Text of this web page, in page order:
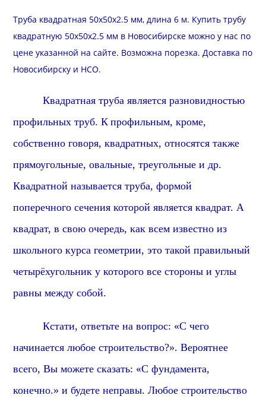
Труба квадратная 50х50х2.5 мм, длина 6 м. Купить трубу
квадратную 50х50х2.5 мм в Новосибирске можно у нас по
цене указанной на сайте. Возможна порезка.Доставка по
Новосибирску и НСО.
Квадратная труба является разновидностью
профильных труб.К профильным, кроме,
собственно говоря, квадратных, относятся также
прямоугольные, овальные, треугольные и др.
Квадратной называется труба, формой
поперечного сечения которой является квадрат. А
квадрат, в свою очередь, как всем известно из
школьного курса геометрии, это такой правильный
четырёхугольник у которого все стороны и углы
равны между собой.
Кстати, ответьте на вопрос: «С чего
начинается любое строительство?». Вероятнее
всего, Вы можете сказать: «С фундамента,
конечно.» и будете неправы. Любое строительство